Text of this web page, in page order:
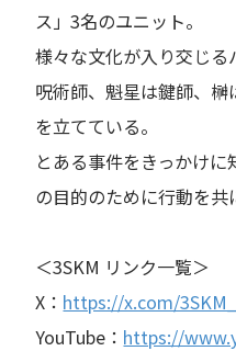
ス」3名のユニット。
様々な文化が入り交じ
呪術師、魁星は鍵師、
を立てている。
とある事件をきっかけ
の目的のために行動を共
＜3SKM リンク一覧＞
X： https://x.com/
YouTube： https://